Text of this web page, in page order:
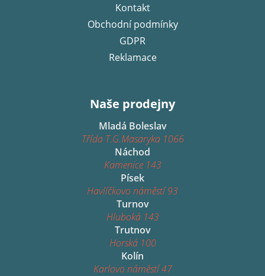
Kontakt
Obchodní podmínky
GDPR
Reklamace
Naše prodejny
Mladá Boleslav
Třída T.G.Masaryka 1066
Náchod
Kamenice 143
Písek
Havlíčkovo náměstí 93
Turnov
Hluboká 143
Trutnov
Horská 100
Kolín
Karlovo náměstí 47